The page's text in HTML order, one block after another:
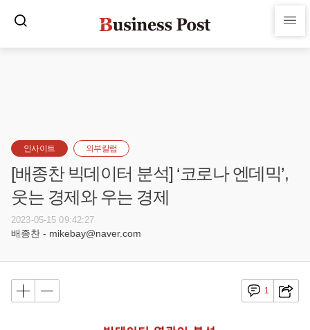
인사이트 외부칼럼
[배종찬 빅데이터 분석] ‘코로나 엔데믹’,
웃는 경제와 우는 경제
2023-05-15 09:42:27
배종찬 - mikebay@naver.com
1